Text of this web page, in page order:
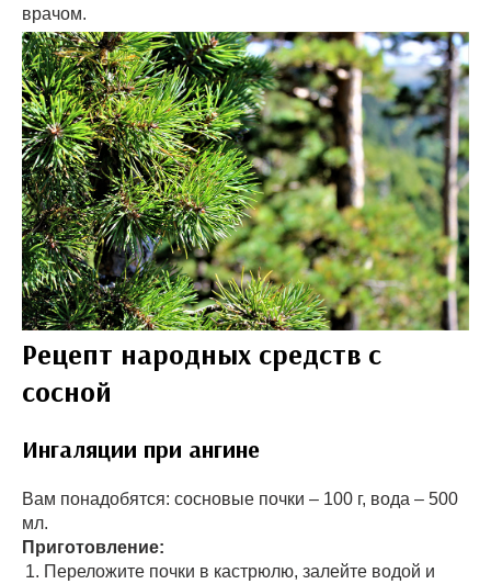
врачом.
Рецепт народных средств с
сосной
Ингаляции при ангине
Вам понадобятся: сосновые почки – 100 г, вода – 500
мл.
Приготовление:
Переложите почки в кастрюлю, залейте водой и